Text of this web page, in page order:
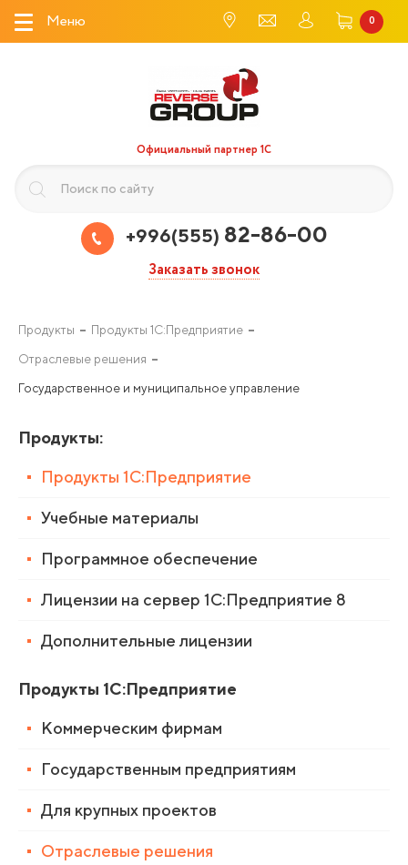
Меню 0
Официальный партнер 1С
+996(555) 82-86-00
Заказать звонок
Продукты
Продукты 1С:Предприятие
Отраслевые решения
Государственное и муниципальное управление
Продукты:
Продукты 1С:Предприятие
Учебные материалы
Программное обеспечение
Лицензии на сервер 1С:Предприятие 8
Дополнительные лицензии
Продукты 1С:Предприятие
Коммерческим фирмам
Государственным предприятиям
Для крупных проектов
Отраслевые решения